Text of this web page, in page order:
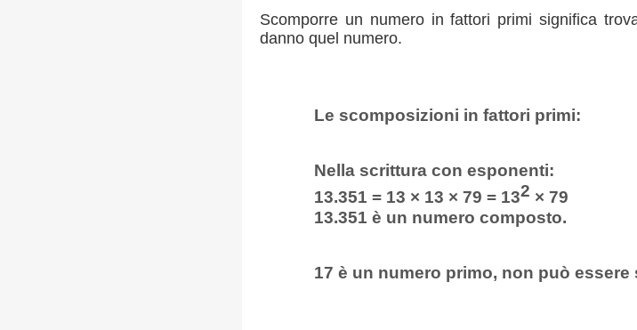
Scomporre un numero in fattori primi significa
danno quel numero.
Le scomposizioni in fattori primi:
Nella scrittura con esponenti:
13.351 = 13 × 13 × 79 = 132 × 79
13.351 è un numero composto.
17 è un numero primo, non può